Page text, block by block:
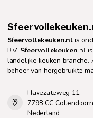
Sfeervollekeuken.nl is
B.V. Sfeervollekeuken.nl
landelijke keuken
beheer van hergebruikte
Havezateweg 11
7798 CC Collendoorn
Nederland